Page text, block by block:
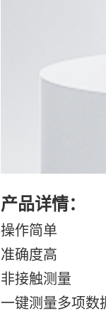
产品详情：
操作简单
准确度高
非接触测量
一键测量多项数